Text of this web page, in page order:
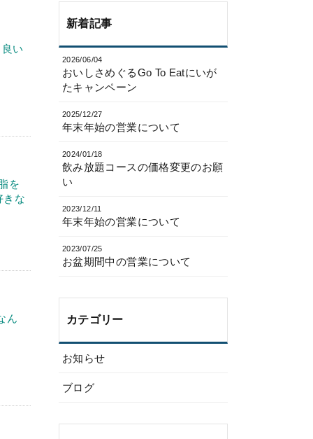
い
を
きな
ん
新着記事
2026/06/04
おいしさめぐるGo To Eatにいが
たキャンペーン
2025/12/27
年末年始の営業について
2024/01/18
飲み放題コースの価格変更のお願
い
2023/12/11
年末年始の営業について
2023/07/25
お盆期間中の営業について
カテゴリー
お知らせ
ブログ